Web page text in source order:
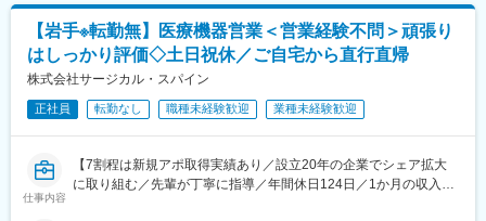
【岩手※転勤無】医療機器営業＜営業経験不問＞頑張り
はしっかり評価◇土日祝休／ご自宅から直行直帰
株式会社サージカル・スパイン
正社員 転勤なし 職種未経験歓迎 業種未経験歓迎
仕事内容
【7割程は新規アポ取得実績あり／設立20年の企業でシェア拡大
に取り組む／先輩が丁寧に指導／年間休日124日／1か月の収入の